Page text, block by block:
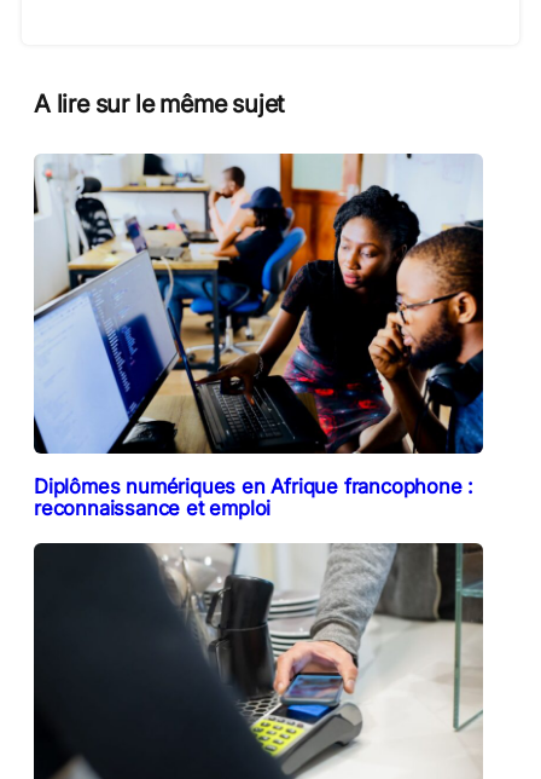
A lire sur le même sujet
Diplômes numériques en Afrique francophone :
reconnaissance et emploi